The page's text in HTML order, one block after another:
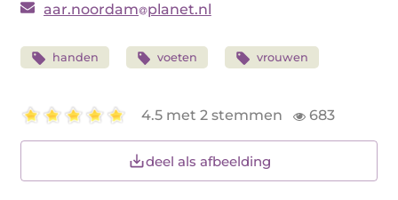
aar.noordam planet.nl
handen voeten vrouwen
4.5 met 2 stemmen 683
deel als afbeelding